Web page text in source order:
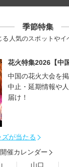
季節特集
る人気のスポットやイ
花火特集2026【中国
中国の花火大会を
中止・延期情報や
届け！
が当たる
催カレンダー
山口